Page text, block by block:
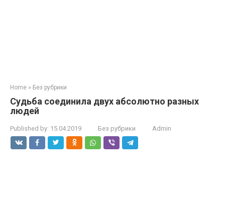
Home » Без рубрики
Судьба соединила двух абсолютно разных
людей
Published by: 15.04.2019 Без рубрики Admin